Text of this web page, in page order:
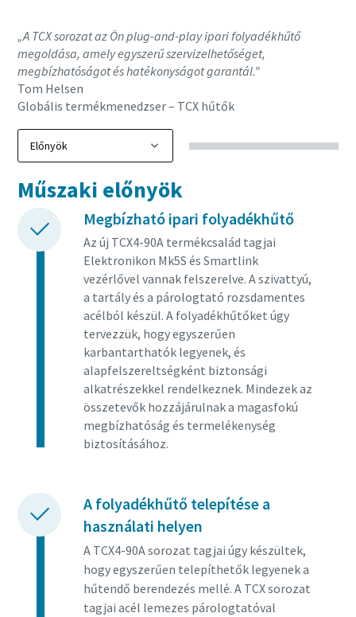
„A TCX sorozat az Ön plug-and-play ipari folyadékhűtő
megoldása, amely egyszerű szervizelhetőséget,
megbízhatóságot és hatékonyságot garantál.”
Tom Helsen
Globális termékmenedzser – TCX hűtők
Műszaki előnyök
Megbízható ipari folyadékhűtő
Az új TCX4-90A termékcsalád tagjai
Elektronikon Mk5S és Smartlink
vezérlővel vannak felszerelve. A szivattyú,
a tartály és a párologtató rozsdamentes
acélból készül. A folyadékhűtőket úgy
tervezzük, hogy egyszerűen
karbantarthatók legyenek, és
alapfelszereltségként biztonsági
alkatrészekkel rendelkeznek. Mindezek az
összetevők hozzájárulnak a magasfokú
megbízhatóság és termelékenység
biztosításához.
A folyadékhűtő telepítése a
használati helyen
A TCX4-90A sorozat tagjai úgy készültek,
hogy egyszerűen telepíthetők legyenek a
hűtendő berendezés mellé. A TCX sorozat
tagjai acél lemezes párologtatóval